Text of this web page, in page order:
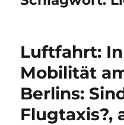
Luftfahrt:
Mobilität
Berlins:
Flugtaxis?,